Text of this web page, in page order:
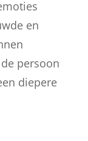
en
persoon
diepere